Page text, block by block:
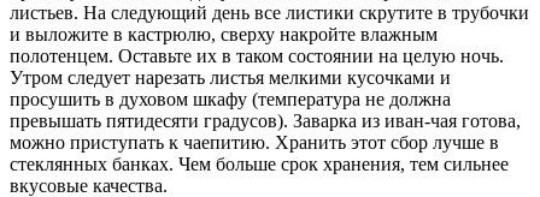
листьев. На следующий день все листики скрутите в трубочки
и выложите в кастрюлю, сверху накройте влажным
полотенцем. Оставьте их в таком состоянии на целую ночь.
Утром следует нарезать листья мелкими кусочками и
просушить в духовом шкафу (температура не должна
превышать пятидесяти градусов). Заварка из иван-чая готова,
можно приступать к чаепитию. Хранить этот сбор лучше в
стеклянных банках. Чем больше срок хранения, тем сильнее
вкусовые качества.